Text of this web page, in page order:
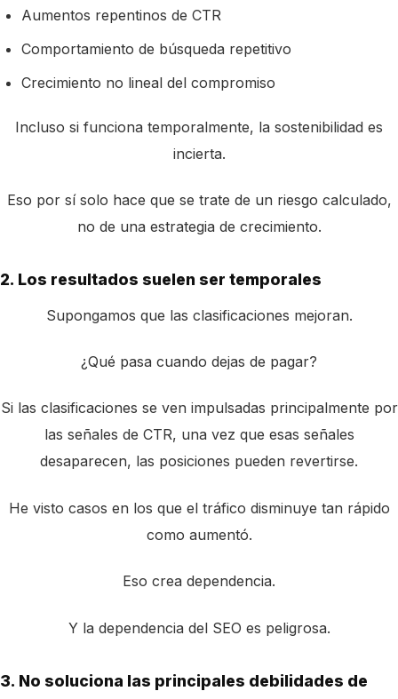
Aumentos repentinos de CTR
Comportamiento de búsqueda repetitivo
Crecimiento no lineal del compromiso
Incluso si funciona temporalmente, la sostenibilidad es
incierta.
Eso por sí solo hace que se trate de un riesgo calculado,
no de una estrategia de crecimiento.
2. Los resultados suelen ser temporales
Supongamos que las clasificaciones mejoran.
¿Qué pasa cuando dejas de pagar?
Si las clasificaciones se ven impulsadas principalmente por
las señales de CTR, una vez que esas señales
desaparecen, las posiciones pueden revertirse.
He visto casos en los que el tráfico disminuye tan rápido
como aumentó.
Eso crea dependencia.
Y la dependencia del SEO es peligrosa.
3. No soluciona las principales debilidades de